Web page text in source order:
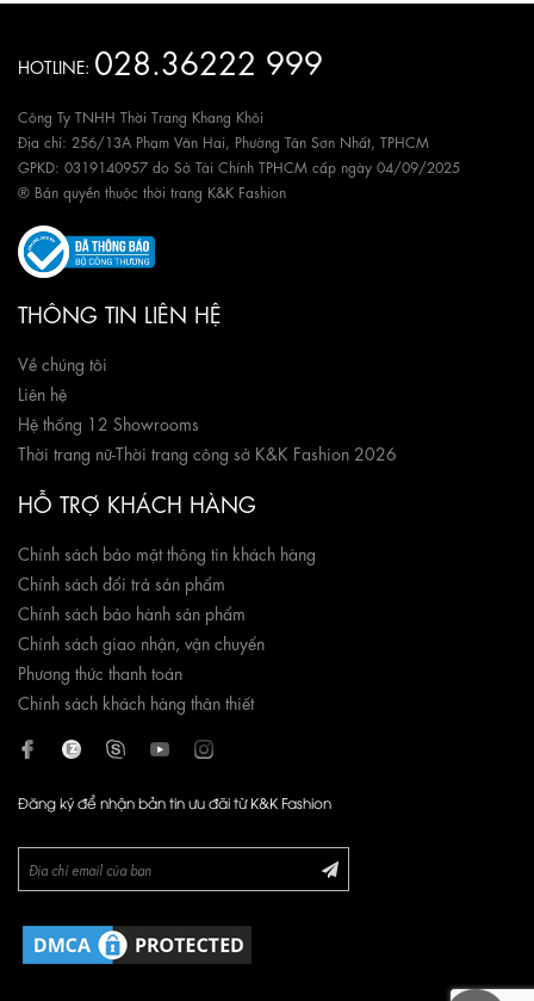
HOTLINE: 028.36222 999
Công Ty TNHH Thời Trang Khang Khôi
Địa chỉ: 256/13A Phạm Văn Hai, Phường Tân Sơn Nhất, TPHCM
GPKD: 0319140957 do Sở Tài Chính TPHCM cấp ngày 04/09/2025
® Bản quyền thuộc thời trang K&K Fashion
THÔNG TIN LIÊN HỆ
Về chúng tôi
Liên hệ
Hệ thống 12 Showrooms
Thời trang nữ-Thời trang công sở K&K Fashion 2026
HỖ TRỢ KHÁCH HÀNG
Chính sách bảo mật thông tin khách hàng
Chính sách đổi trả sản phẩm
Chính sách bảo hành sản phẩm
Chính sách giao nhận, vận chuyển
Phương thức thanh toán
Chính sách khách hàng thân thiết
Đăng ký để nhận bản tin ưu đãi từ K&K Fashion